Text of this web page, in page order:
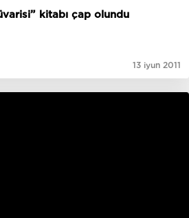
kitabı çap olundu
13 iyun 2011